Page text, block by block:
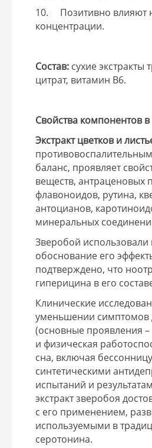
10. Позитивно влияют
концентрации.
Состав: сухие
цитрат, витамин В6.
Свойства компонентов
Экстракт цветков и
баланс, проявляет
веществ, антраценовых
флавоноидов, рутина,
антоцианов,
минеральных
Зверобой
обоснование его
подтверждено, что
гиперицина в его
Клинические
уменьшении симптомов
(основные проявления –
и физическая
сна, включая
синтетическими
испытаний и
экстракт зверобоя
с его применением,
используемыми в
серотонина.